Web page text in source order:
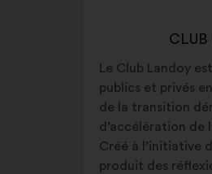
NOM
DE
:
Le Club Landoy
publics et privés
de la transition
d’accélération de
Créé à l’initiative
produit des